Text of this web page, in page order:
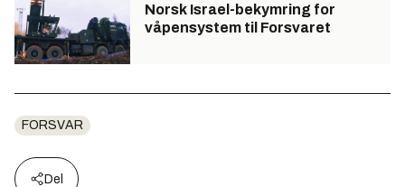
Norsk Israel-bekymring for
våpensystem til Forsvaret
FORSVAR
Del